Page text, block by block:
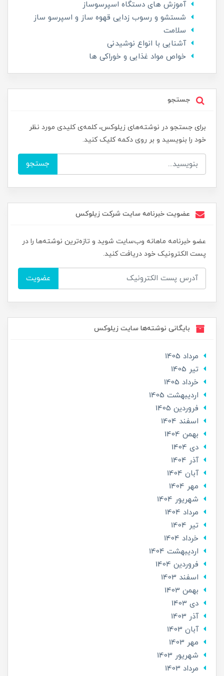
آموزش های دستگاه اسپرسوساز
شستشو و رسوب زدایی قهوه ساز و اسپرسو ساز
سلامت
آشنایی با انواع نوشیدنی
خواص مواد غذایی و خوراکی ها
جستجو
برای جستجو در نوشته‌های زیلوکس، کلمه‌ی کلیدی مورد نظر
خود را بنویسید و بر روی دکمه کلیک کنید.
جستجو
عضویت خبرنامه سایت شرکت زیلوکس
عضو خبرنامه ماهانه وب‌سایت شوید و تازه‌ترین نوشته‌ها را در
پست الکترونیک خود دریافت کنید.
عضویت
بایگانی نوشته‌ها سایت زیلوکس
مرداد 1405
تير 1405
خرداد 1405
ارديبهشت 1405
فروردین 1405
اسفند 1404
بهمن 1404
دی 1404
آذر 1404
آبان 1404
مهر 1404
شهریور 1404
مرداد 1404
تير 1404
خرداد 1404
ارديبهشت 1404
فروردین 1404
اسفند 1403
بهمن 1403
دی 1403
آذر 1403
آبان 1403
مهر 1403
شهریور 1403
مرداد 1403